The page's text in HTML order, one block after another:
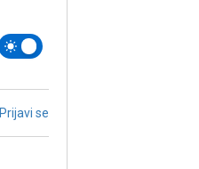
Prijavi se